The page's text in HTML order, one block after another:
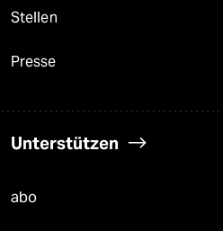
Stellen
Presse
Unterstützen
abo